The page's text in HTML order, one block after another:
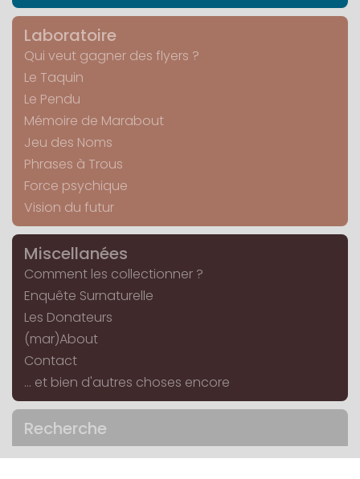
Laboratoire
Qui veut gagner des flyers ?
Le Taquin
Le Pendu
Mémoire de Marabout
Jeu des Noms
Phrases à Trous
Force psychique
Vision du futur
Miscellanées
Comment les collectionner ?
Enquête Surnaturelle
Les Donateurs
(mar)About
Contact
... et bien d'autres choses encore
Recherche